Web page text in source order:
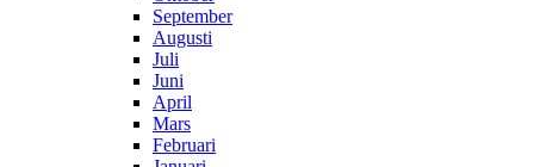
September
Augusti
Juli
Juni
April
Mars
Februari